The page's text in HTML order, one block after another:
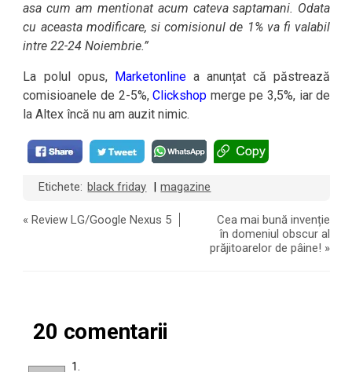
asa cum am mentionat acum cateva saptamani. Odata
cu aceasta modificare, si comisionul de 1% va fi valabil
intre 22-24 Noiembrie.”
La polul opus, Marketonlinea anunțat că păstrează
comisioanele de 2-5%,Clickshop merge pe 3,5%, iar de
la Altex încă nu am auzit nimic.
Etichete: black friday magazine
«Review LG/Google Nexus 5
Cea mai bună invenție
în domeniul obscur al
prăjitoarelor de pâine! »
20 comentarii